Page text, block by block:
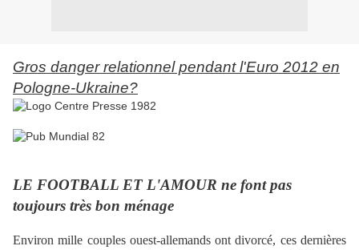
Gros danger relationnel pendant l'Euro 2012 en
Pologne-Ukraine?
LE FOOTBALL ET L'AMOUR ne font pas
toujours très bon ménage
Environ mille couples ouest-allemands ont divorcé, ces dernières